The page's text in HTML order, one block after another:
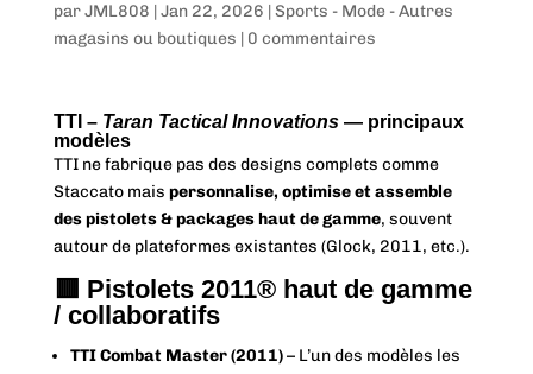
parJML808 |Jan 22, 2026 |Sports - Mode - Autres
magasins ou boutiques | 0 commentaires
TTI – Taran Tactical Innovations— principaux
modèles
TTI ne fabrique pas des designs complets comme
Staccato mais personnalise, optimise et assemble
des pistolets & packages haut de gamme, souvent
autour de plateformes existantes (Glock, 2011, etc.).
🟥 Pistolets 2011® haut de gamme
/ collaboratifs
TTI Combat Master (2011)– L’un des modèles les